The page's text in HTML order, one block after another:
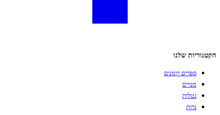
הקטגוריות שלנו
ספרים ויומנים
מנויים
נטלות
נרות